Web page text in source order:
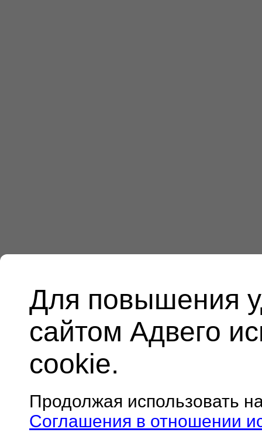
Для повышения
сайтом Адвего
cookie.
Продолжая использовать
Соглашения в отношении